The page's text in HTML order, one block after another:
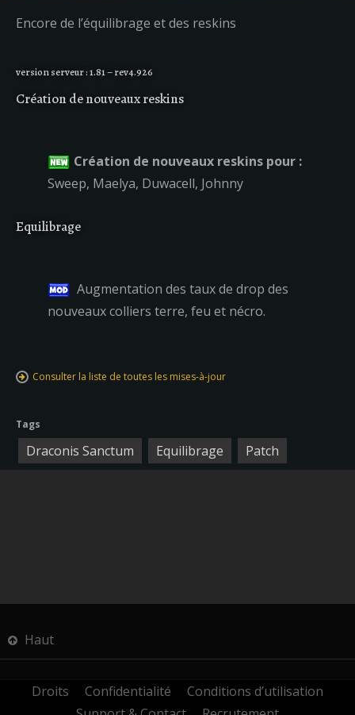
Encore de l’équilibrage et des reskins
version serveur : 1.81 – rev4.926
Création de nouveaux reskins
Création de nouveaux reskins pour :
Sweep, Maelya, Duwacell, Johnny
Equilibrage
Augmentation des taux de drop des
nouveaux colliers terre, feu et nécro.
Consulter la liste de toutes les mises-à-jour
Tags
Draconis Sanctum Equilibrage Patch
Haut
Droits Confidentialité
Conditions d’utilisation